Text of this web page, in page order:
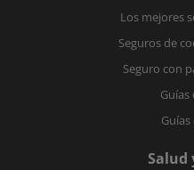
Los mejores
Seguros de
Seguro con
Guías
Salud